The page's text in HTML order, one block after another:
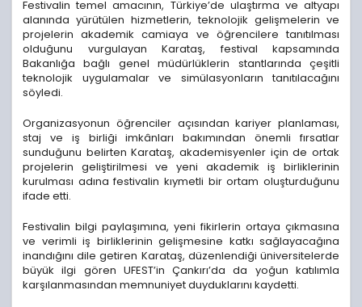
Festivalin temel amacının, Türkiye’de ulaştırma ve altyapı
alanında yürütülen hizmetlerin, teknolojik gelişmelerin ve
projelerin akademik camiaya ve öğrencilere tanıtılması
olduğunu vurgulayan Karataş, festival kapsamında
Bakanlığa bağlı genel müdürlüklerin stantlarında çeşitli
teknolojik uygulamalar ve simülasyonların tanıtılacağını
söyledi.
Organizasyonun öğrenciler açısından kariyer planlaması,
staj ve iş birliği imkânları bakımından önemli fırsatlar
sunduğunu belirten Karataş, akademisyenler için de ortak
projelerin geliştirilmesi ve yeni akademik iş birliklerinin
kurulması adına festivalin kıymetli bir ortam oluşturduğunu
ifade etti.
Festivalin bilgi paylaşımına, yeni fikirlerin ortaya çıkmasına
ve verimli iş birliklerinin gelişmesine katkı sağlayacağına
inandığını dile getiren Karataş, düzenlendiği üniversitelerde
büyük ilgi gören UFEST’in Çankırı’da da yoğun katılımla
karşılanmasından memnuniyet duyduklarını kaydetti.